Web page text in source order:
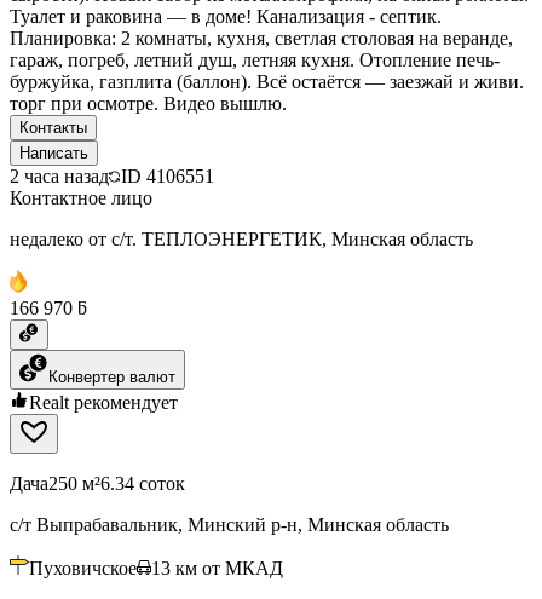
Туалет и раковина — в доме! Канализация - септик.
Планировка: 2 комнаты, кухня, светлая столовая на веранде,
гараж, погреб, летний душ, летняя кухня. Отопление печь-
буржуйка, газплита (баллон). Всё остаётся — заезжай и живи.
торг при осмотре. Видео вышлю.
Контакты
Написать
2 часа назад ID 4106551
Контактное лицо
недалеко от с/т. ТЕПЛОЭНЕРГЕТИК, Минская область
166 970 ƃ
Конвертер валют
Realt рекомендует
Дача250 м²6.34 соток
с/т Выпрабавальник, Минский р-н, Минская область
Пуховичское 13 км от МКАД